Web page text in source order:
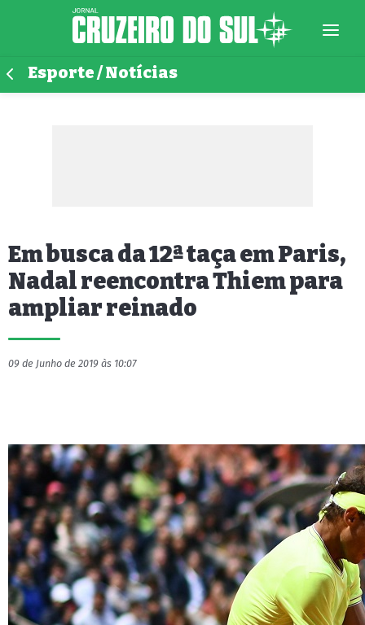
Esporte / Notícias
Em busca da 12ª taça em Paris,
Nadal reencontra Thiem para
ampliar reinado
09 de Junho de 2019 às 10:07